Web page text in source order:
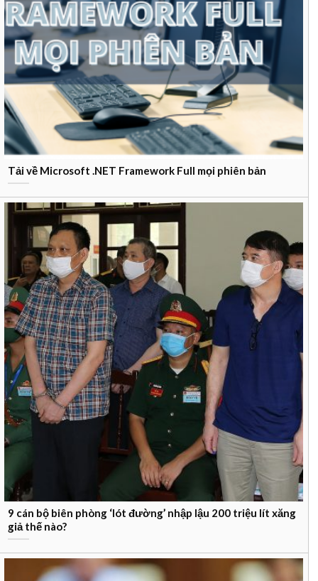
Tải về Microsoft .NET Framework Full mọi phiên bản
9 cán bộ biên phòng ‘lót đường’ nhập lậu 200 triệu lít xăng
giả thế nào?